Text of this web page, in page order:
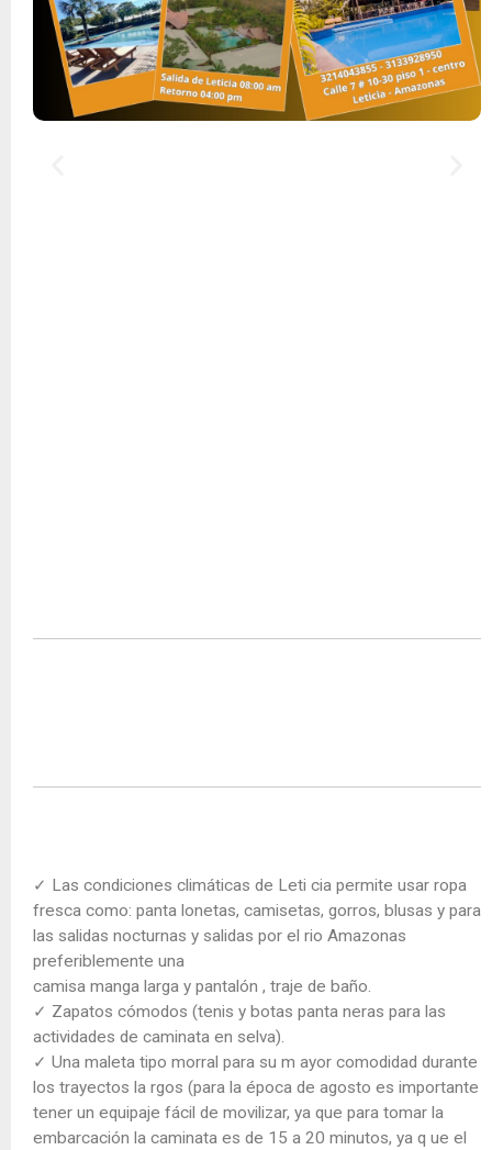
✓ Las condiciones climáticas de Leti cia permite usar ropa
fresca como: panta lonetas, camisetas, gorros, blusas y para
las salidas nocturnas y salidas por el rio Amazonas
preferiblemente una
camisa manga larga y pantalón , traje de baño.
✓ Zapatos cómodos (tenis y botas panta neras para las
actividades de caminata en selva).
✓ Una maleta tipo morral para su m ayor comodidad durante
los trayectos la rgos (para la época de agosto es importante
tener un equipaje fácil de movilizar, ya que para tomar la
embarcación la caminata es de 15 a 20 minutos, ya q ue el